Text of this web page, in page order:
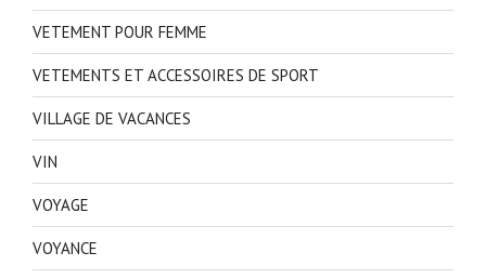
VETEMENT POUR FEMME
VETEMENTS ET ACCESSOIRES DE SPORT
VILLAGE DE VACANCES
VIN
VOYAGE
VOYANCE